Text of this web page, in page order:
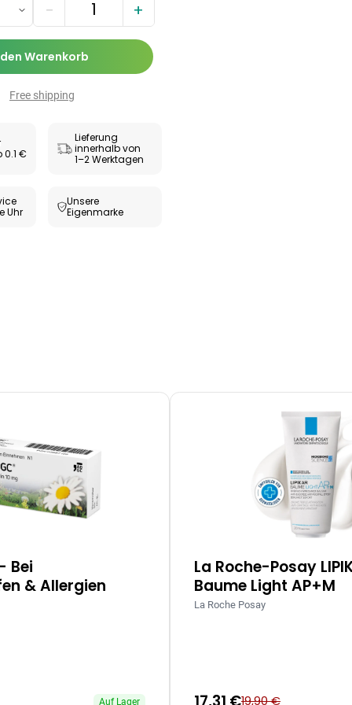
zur
Wert-
€ 17,47 € -26%
extra
€
− +
Warenkorb
Free shipping
€
Lieferung
innerhalb von
1–2 Werktagen
Uhr
Unsere
Eigenmarke
Bei
& Allergien
Auf Lager
La Roche-Posay
Baume Light AP+M
La Roche Posay
19,90 €